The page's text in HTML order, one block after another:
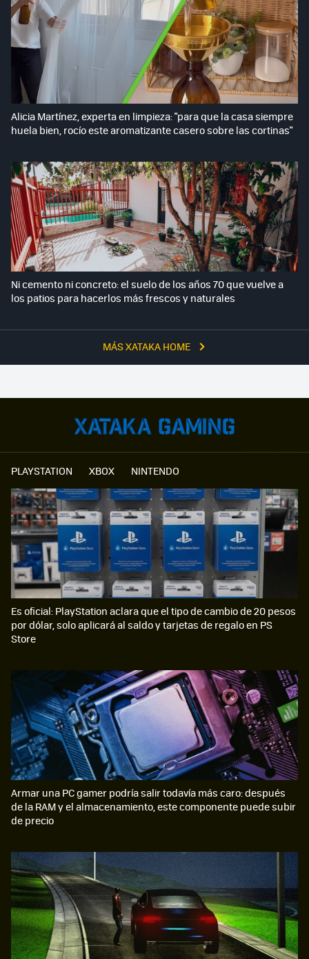
MÁS XATAKA HOME
Alicia Martínez, experta en limpieza: "para que la casa siempre
huela bien, rocío este aromatizante casero sobre las cortinas"
Ni cemento ni concreto: el suelo de los años 70 que vuelve a
los patios para hacerlos más frescos y naturales
PLAYSTATION XBOX NINTENDO
Es oficial: PlayStation aclara que el tipo de cambio de 20 pesos
por dólar, solo aplicará al saldo y tarjetas de regalo en PS
Store
Armar una PC gamer podría salir todavía más caro: después
de la RAM y el almacenamiento, este componente puede subir
de precio